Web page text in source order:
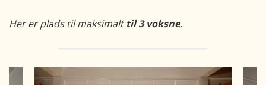
Her er plads til maksimalttil 3 voksne.